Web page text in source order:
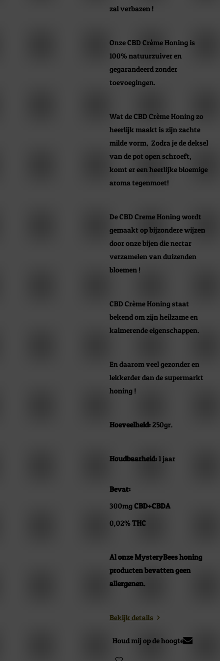
zal verbazen !
Onze CBD Crème Honing is
100% natuurzuiver en
gegarandeerd zonder
toevoegingen.
Wat de CBD Crème Honing zo
heerlijk maakt is zijn zachte
milde vorm, Zodra je de deksel
van de pot open schroeft,
komt er een heerlijke bloemige
aroma tegenmoet!
De CBD Creme Honing wordt
gemaakt op bijzondere wijzen
door onze bijen die nectar
verzamelen van duizenden
bloemen !
CBD Crème Honing staat
bekend om zijn heilzame en
kalmerende eigenschappen.
En daarom veel gezonder en
lekkerder dan de supermarkt
honing !
Hoeveelheid:250gr.
Houdbaarheid:1 jaar
Bevat:
300mg CBD+CBDA
0,02% THC
Al onze MysteryBees honing
producten bevatten geen
allergenen.
Bekijk details
Houd mij op de hoogte